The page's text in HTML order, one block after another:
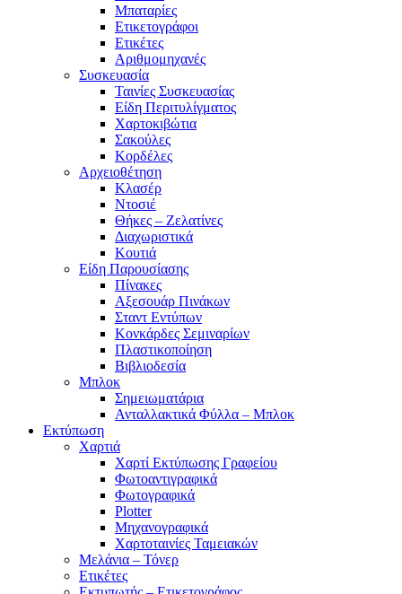
Μπαταρίες
Ετικετογράφοι
Ετικέτες
Αριθμομηχανές
Συσκευασία
Ταινίες Συσκευασίας
Είδη Περιτυλίγματος
Χαρτοκιβώτια
Σακούλες
Κορδέλες
Αρχειοθέτηση
Κλασέρ
Ντοσιέ
Θήκες – Ζελατίνες
Διαχωριστικά
Κουτιά
Είδη Παρουσίασης
Πίνακες
Αξεσουάρ Πινάκων
Σταντ Εντύπων
Κονκάρδες Σεμιναρίων
Πλαστικοποίηση
Βιβλιοδεσία
Μπλοκ
Σημειωματάρια
Ανταλλακτικά Φύλλα – Μπλοκ
Εκτύπωση
Χαρτιά
Χαρτί Εκτύπωσης Γραφείου
Φωτοαντιγραφικά
Φωτογραφικά
Plotter
Μηχανογραφικά
Χαρτοταινίες Ταμειακών
Μελάνια – Τόνερ
Ετικέτες